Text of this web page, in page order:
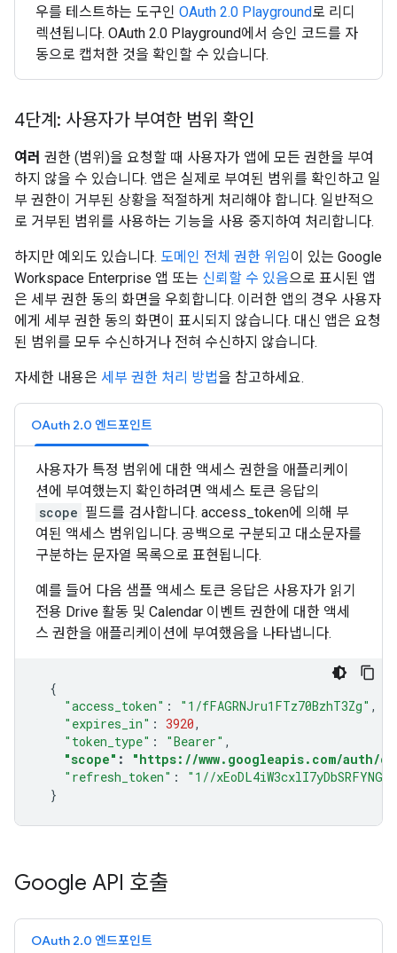
우를 테스트하는 도구인 OAuth 2.0 Playground로 리디
렉션됩니다. OAuth 2.0 Playground에서 승인 코드를 자
동으로 캡처한 것을 확인할 수 있습니다.
4단계: 사용자가 부여한 범위 확인
여러 권한 (범위)을 요청할 때 사용자가 앱에 모든 권한을 부여
하지 않을 수 있습니다. 앱은 실제로 부여된 범위를 확인하고 일
부 권한이 거부된 상황을 적절하게 처리해야 합니다. 일반적으
로 거부된 범위를 사용하는 기능을 사용 중지하여 처리합니다.
하지만 예외도 있습니다. 도메인 전체 권한 위임이 있는 Google
Workspace Enterprise 앱 또는 신뢰할 수 있음으로 표시된 앱
은 세부 권한 동의 화면을 우회합니다. 이러한 앱의 경우 사용자
에게 세부 권한 동의 화면이 표시되지 않습니다. 대신 앱은 요청
된 범위를 모두 수신하거나 전혀 수신하지 않습니다.
자세한 내용은 세부 권한 처리 방법을 참고하세요.
OAuth 2.0 엔드포인트
사용자가 특정 범위에 대한 액세스 권한을 애플리케이
션에 부여했는지 확인하려면 액세스 토큰 응답의
scope 필드를 검사합니다. access_token에 의해 부
여된 액세스 범위입니다. 공백으로 구분되고 대소문자를
구분하는 문자열 목록으로 표현됩니다.
예를 들어 다음 샘플 액세스 토큰 응답은 사용자가 읽기
전용 Drive 활동 및 Calendar 이벤트 권한에 대한 액세
스 권한을 애플리케이션에 부여했음을 나타냅니다.
{
"access_token" : "1/fFAGRNJru1FTz70BzhT3Zg" ,
"expires_in" : 3920,
"token_type" : "Bearer" ,
"scope" :
"https://www.googleapis.com/auth/
"refresh_token" :
"1//
}
Google API 호출
OAuth 2.0 엔드포인트